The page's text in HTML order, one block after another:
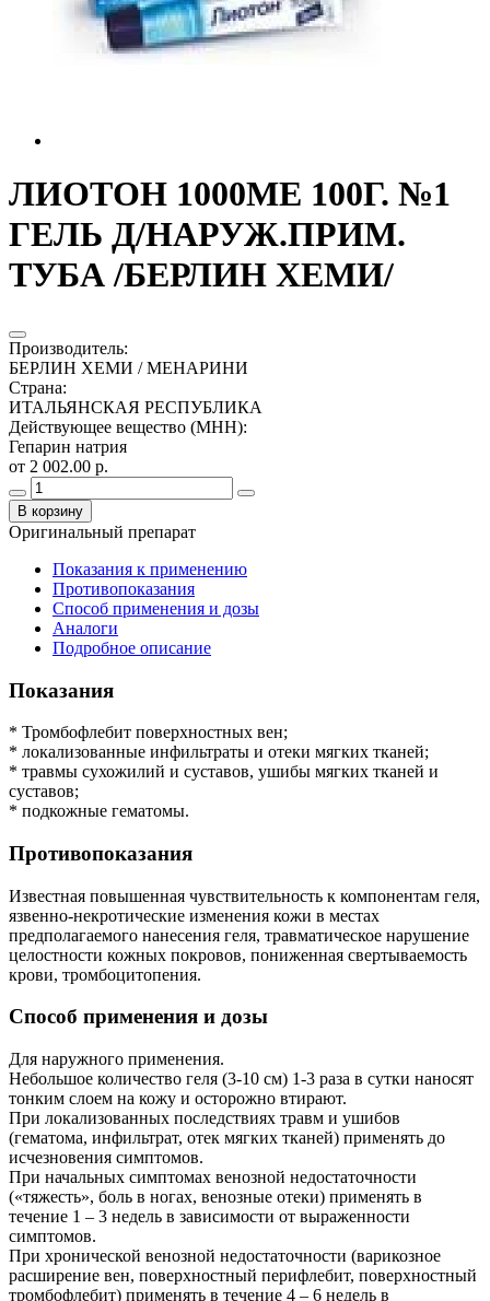
ЛИОТОН 1000МЕ 100Г. №1
ГЕЛЬ Д/НАРУЖ.ПРИМ.
ТУБА /БЕРЛИН ХЕМИ/
Производитель:
БЕРЛИН ХЕМИ / МЕНАРИНИ
Страна:
ИТАЛЬЯНСКАЯ РЕСПУБЛИКА
Действующее вещество (МНН):
Гепарин натрия
от 2 002.00 р.
В корзину
Оригинальный препарат
Показания к применению
Противопоказания
Способ применения и дозы
Аналоги
Подробное описание
Показания
* Тромбофлебит поверхностных вен;
* локализованные инфильтраты и отеки мягких тканей;
* травмы сухожилий и суставов, ушибы мягких тканей и
суставов;
* подкожные гематомы.
Противопоказания
Известная повышенная чувствительность к компонентам геля,
язвенно-некротические изменения кожи в местах
предполагаемого нанесения геля, травматическое нарушение
целостности кожных покровов, пониженная свертываемость
крови, тромбоцитопения.
Способ применения и дозы
Для наружного применения.
Небольшое количество геля (3-10 см) 1-3 раза в сутки наносят
тонким слоем на кожу и осторожно втирают.
При локализованных последствиях травм и ушибов
(гематома, инфильтрат, отек мягких тканей) применять до
исчезновения симптомов.
При начальных симптомах венозной недостаточности
(«тяжесть», боль в ногах, венозные отеки) применять в
течение 1 – 3 недель в зависимости от выраженности
симптомов.
При хронической венозной недостаточности (варикозное
расширение вен, поверхностный перифлебит, поверхностный
тромбофлебит) применять в течение 4 – 6 недель в